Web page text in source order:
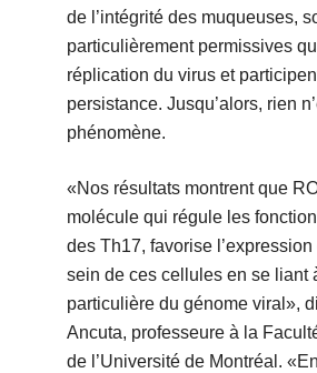
de l’intégrité des muqueuses,
particulièrement permissives
réplication du virus et
persistance. Jusqu’alors, rien
phénomène.
«Nos résultats montrent que
molécule qui régule les
des Th17, favorise
sein de ces cellules en se liant
particulière du génome viral»,
Ancuta, professeure à la
de l’Université de Montréal.